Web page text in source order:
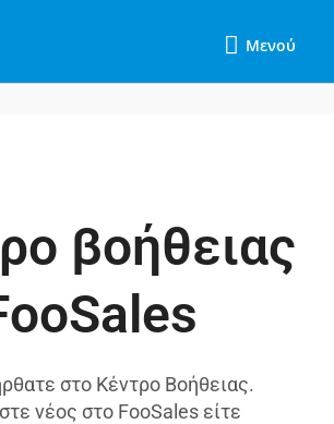
Μενού
Μενού
βοήθειας
στο Κέντρο Βοήθειας.
νέος στο FooSales είτε